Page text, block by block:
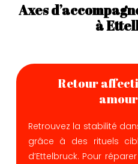
Axes
à
Retour
Retrouvez la stabilité
grâce à des rituels
d’Ettelbruck. Pour